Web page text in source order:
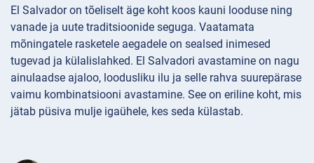
El Salvador on tõeliselt äge koht koos kauni looduse ning
vanade ja uute traditsioonide seguga. Vaatamata
mõningatele rasketele aegadele on sealsed inimesed
tugevad ja külalislahked. El Salvadori avastamine on nagu
ainulaadse ajaloo, loodusliku ilu ja selle rahva suurepärase
vaimu kombinatsiooni avastamine. See on eriline koht, mis
jätab püsiva mulje igaühele, kes seda külastab.